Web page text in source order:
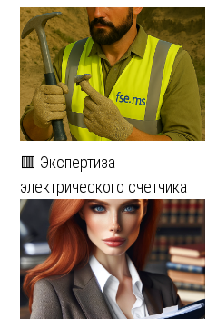
🟥 Экспертиза
электрического счетчика